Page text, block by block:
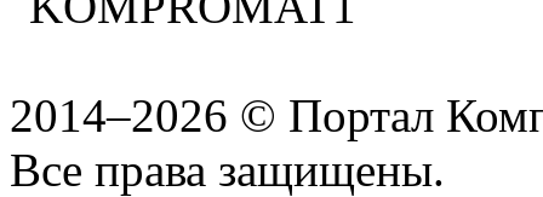
2014–2026 © Портал
Все права защищены.